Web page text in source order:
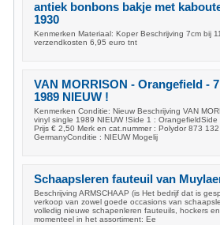
antiek bonbons bakje met
1930
Kenmerken Materiaal: Koper Beschrijving 7cm bij
verzendkosten 6,95 euro tnt
VAN MORRISON - Orangefield -
1989 NIEUW !
Kenmerken Conditie: Nieuw Beschrijving VAN
vinyl single 1989 NIEUW !Side 1 :
Prijs € 2,50 Merk en cat.nummer : Polydor 873
GermanyConditie : NIEUW Mogelij
Schaapsleren fauteuil van
Beschrijving ARMSCHAAP (is Het bedrijf dat is
verkoop van zowel goede occasions van
volledig nieuwe schapenleren fauteuils, hockers
momenteel in het assortiment: Ee